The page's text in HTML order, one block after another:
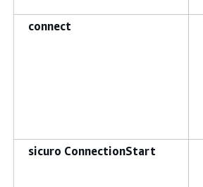
connect
sicuro ConnectionStart